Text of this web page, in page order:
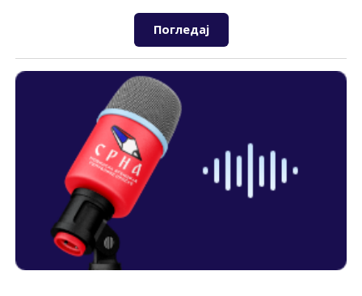
Погледај